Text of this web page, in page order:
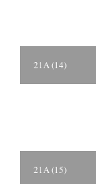
21A (14)
21A (15)